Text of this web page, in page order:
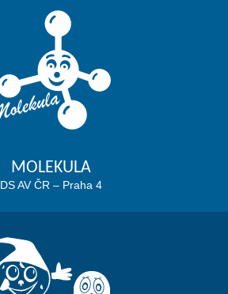
MOLEKULA
DS AV ČR – Praha 4